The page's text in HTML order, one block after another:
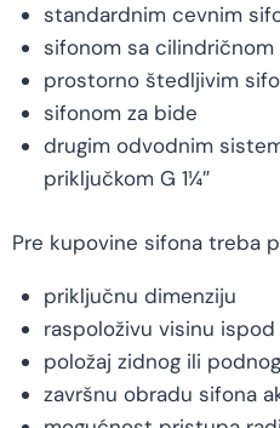
standardnim cevnim
sifonom sa
prostorno štedljivim
sifonom za bide
drugim odvodnim
priključkom G 1¼″
Pre kupovine sifona treba
priključnu dimenziju
raspoloživu visinu
položaj zidnog ili
završnu obradu sifona